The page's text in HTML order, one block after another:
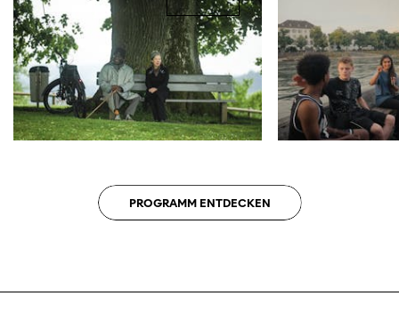
PROGRAMM ENTDECKEN